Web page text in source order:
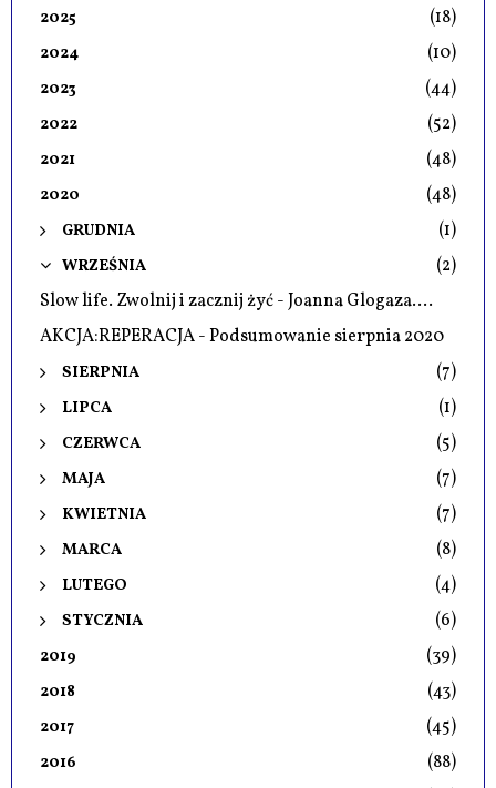
2025 (18)
2024 (10)
2023 (44)
2022 (52)
2021 (48)
2020 (48)
GRUDNIA (1)
WRZEŚNIA
(2)
Slow life. Zwolnij i zacznij żyć - Joanna Glogaza....
AKCJA:REPERACJA - Podsumowanie sierpnia 2020
SIERPNIA (7)
LIPCA (1)
CZERWCA (5)
MAJA (7)
KWIETNIA (7)
MARCA (8)
LUTEGO (4)
STYCZNIA (6)
2019 (39)
2018 (43)
2017 (45)
2016 (88)